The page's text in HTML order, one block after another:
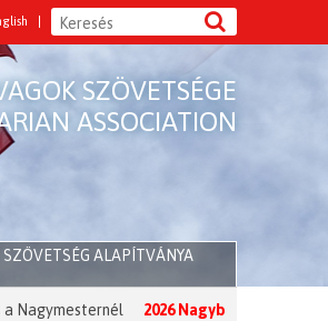
SZÖVETSÉGE
ASSOCIATION
SZÖVETSÉG ALAPÍTVÁNYA
2026 Nagyböjt: A Nagymester